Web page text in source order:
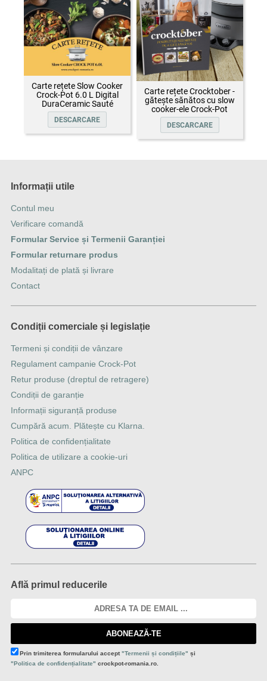
Carte rețete Slow Cooker
Crock-Pot 6.0 L Digital
DuraCeramic Sauté
DESCARCARE
Carte rețete Crocktober -
gătește sănătos cu slow
cooker-ele Crock-Pot
DESCARCARE
Informații utile
Contul meu
Verificare comandă
Formular Service și Termenii Garanției
Formular returnare produs
Modalitați de plată și livrare
Contact
Condiții comerciale și legislație
Termeni și condiții de vânzare
Regulament campanie Crock-Pot
Retur produse (dreptul de retragere)
Condiții de garanție
Informații siguranță produse
Cumpără acum. Plătește cu Klarna.
Politica de confidențialitate
Politica de utilizare a cookie-uri
ANPC
Află primul reducerile
ABONEAZĂ-TE
Prin trimiterea formularului accept"Termenii și condițiile" și
"Politica de confidențialitate" crockpot-romania.ro.